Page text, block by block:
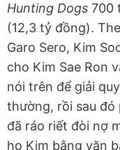
Hunting Dogs 700
(12,3 tỷ đồng).
Garo Sero, Kim
cho Kim Sae Ron
nói trên để giải
thường, rồi sau đó
đã ráo riết đòi nợ
họ Kim bằng văn